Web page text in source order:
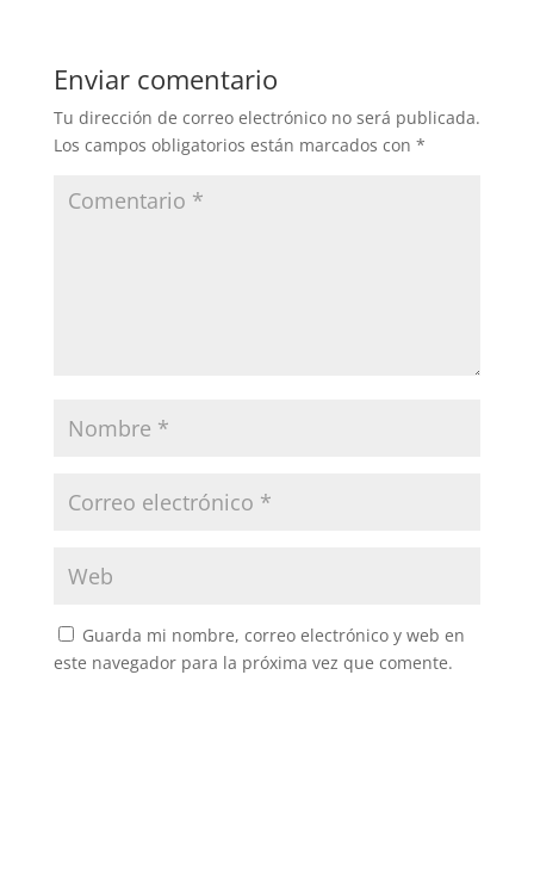
Enviar comentario
Tu dirección de correo electrónico no será publicada.
Los campos obligatorios están marcados con *
Guarda mi nombre, correo electrónico y web en
este navegador para la próxima vez que comente.